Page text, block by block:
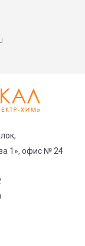
1», офис № 24